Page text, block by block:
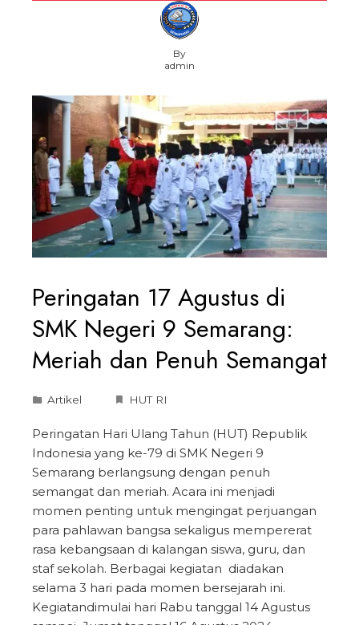
By
admin
Peringatan 17 Agustus di
SMK Negeri 9 Semarang:
Meriah dan Penuh Semangat
Artikel HUT RI
Peringatan Hari Ulang Tahun (HUT) Republik
Indonesia yang ke-79 di SMK Negeri 9
Semarang berlangsung dengan penuh
semangat dan meriah. Acara ini menjadi
momen penting untuk mengingat perjuangan
para pahlawan bangsa sekaligus mempererat
rasa kebangsaan di kalangan siswa, guru, dan
staf sekolah. Berbagai kegiatan diadakan
selama 3 hari pada momen bersejarah ini.
Kegiatandimulai hari Rabu tanggal 14 Agustus